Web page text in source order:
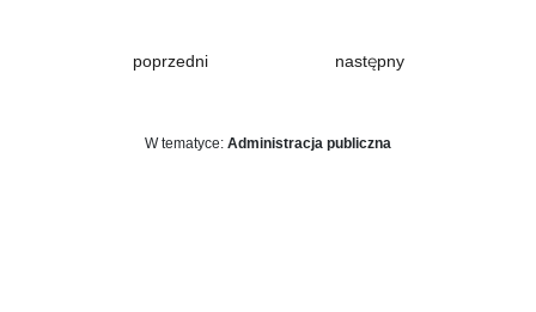
poprzedni następny
W tematyce: Administracja publiczna